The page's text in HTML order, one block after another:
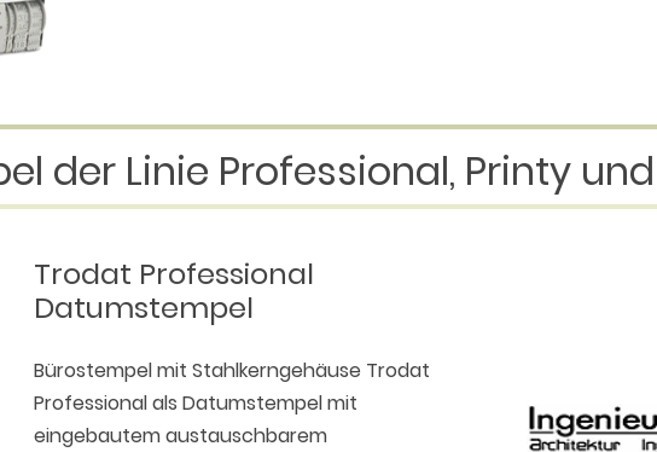
der Linie Professional, Printy
Trodat Professional
Datumstempel
Bürostempel mit Stahlkerngehäuse Trodat
Professional als Datumstempel mit
eingebautem austauschbarem